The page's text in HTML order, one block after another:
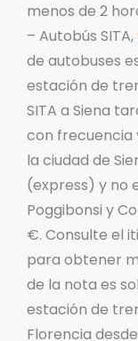
menos de 2
– Autobús SITA,
de autobuses
estación de
SITA a Siena
con frecuencia
la ciudad de
(express) y no
Poggibonsi y
€. Consulte el
para obtener
de la nota es
estación de
Florencia